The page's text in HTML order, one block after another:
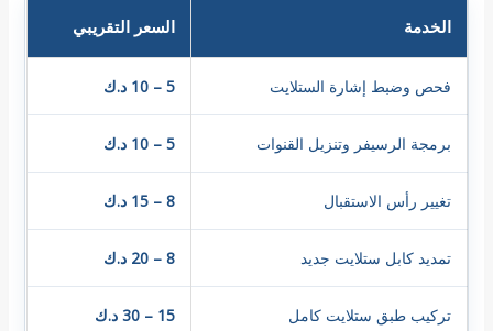
الخدمة السعر التقريبي
فحص وضبط إشارة الستلايت 5 – 10 د.ك
برمجة الرسيفر وتنزيل القنوات 5 – 10 د.ك
تغيير رأس الاستقبال 8 – 15 د.ك
تمديد كابل ستلايت جديد 8 – 20 د.ك
تركيب طبق ستلايت كامل 15 – 30 د.ك